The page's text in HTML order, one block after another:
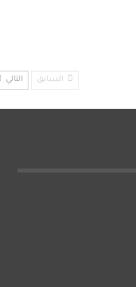
السابق التالي